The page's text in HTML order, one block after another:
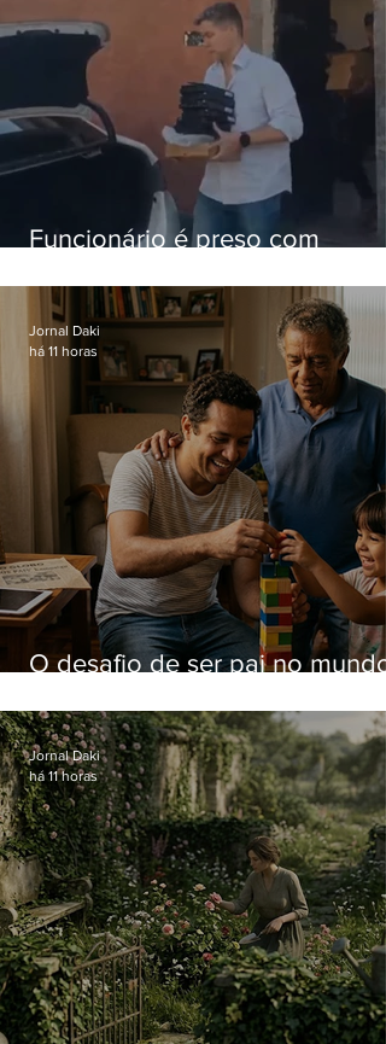
Funcionário é preso com
Hospital do Andaraí
O desafio de ser pai no mundo
Jornal Daki
há 11 horas
Jornal Daki
há 11 horas